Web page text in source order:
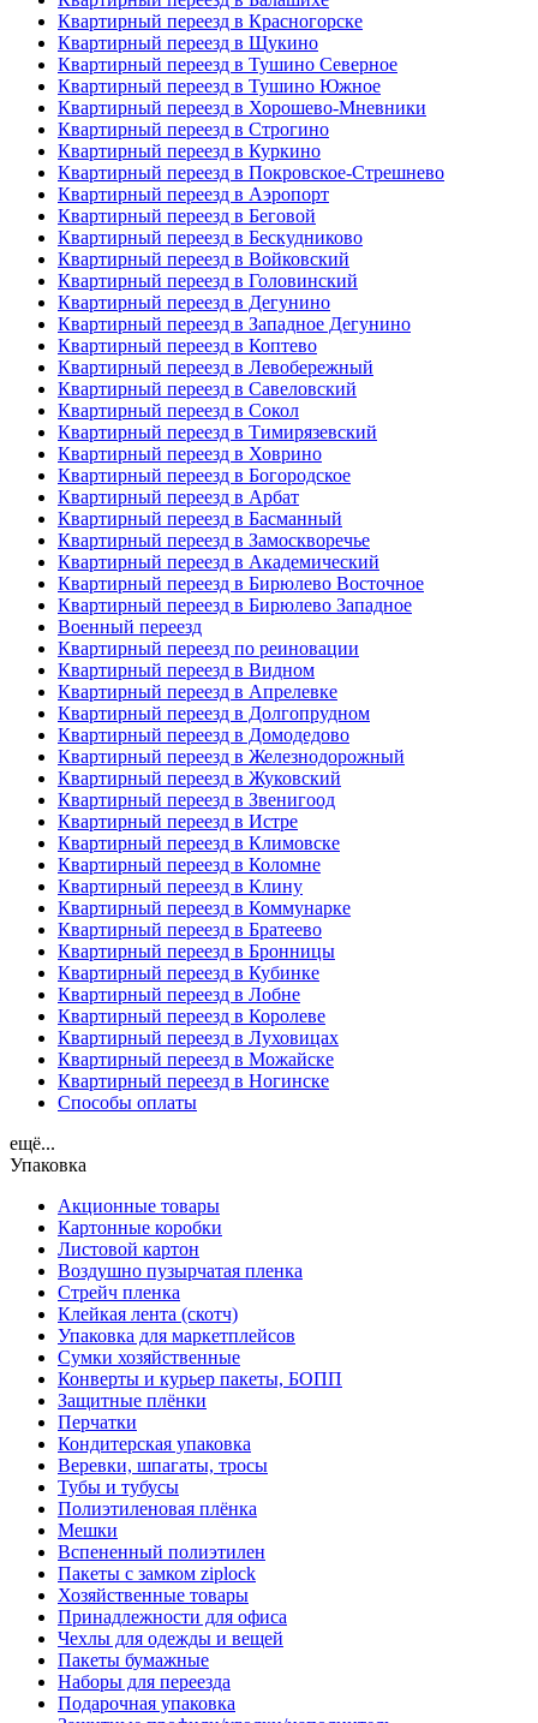
Квартирный переезд в Красногорске
Квартирный переезд в Щукино
Квартирный переезд в Тушино Северное
Квартирный переезд в Тушино Южное
Квартирный переезд в Хорошево-Мневники
Квартирный переезд в Строгино
Квартирный переезд в Куркино
Квартирный переезд в Покровское-Стрешнево
Квартирный переезд в Аэропорт
Квартирный переезд в Беговой
Квартирный переезд в Бескудниково
Квартирный переезд в Войковский
Квартирный переезд в Головинский
Квартирный переезд в Дегунино
Квартирный переезд в Западное Дегунино
Квартирный переезд в Коптево
Квартирный переезд в Левобережный
Квартирный переезд в Савеловский
Квартирный переезд в Сокол
Квартирный переезд в Тимирязевский
Квартирный переезд в Ховрино
Квартирный переезд в Богородское
Квартирный переезд в Арбат
Квартирный переезд в Басманный
Квартирный переезд в Замоскворечье
Квартирный переезд в Академический
Квартирный переезд в Бирюлево Восточное
Квартирный переезд в Бирюлево Западное
Военный переезд
Квартирный переезд по реиновации
Квартирный переезд в Видном
Квартирный переезд в Апрелевке
Квартирный переезд в Долгопрудном
Квартирный переезд в Домодедово
Квартирный переезд в Железнодорожный
Квартирный переезд в Жуковский
Квартирный переезд в Звенигоод
Квартирный переезд в Истре
Квартирный переезд в Климовске
Квартирный переезд в Коломне
Квартирный переезд в Клину
Квартирный переезд в Коммунарке
Квартирный переезд в Братеево
Квартирный переезд в Бронницы
Квартирный переезд в Кубинке
Квартирный переезд в Лобне
Квартирный переезд в Королеве
Квартирный переезд в Луховицах
Квартирный переезд в Можайске
Квартирный переезд в Ногинске
Способы оплаты
ещё...
Упаковка
Акционные товары
Картонные коробки
Листовой картон
Воздушно пузырчатая пленка
Стрейч пленка
Клейкая лента (скотч)
Упаковка для маркетплейсов
Сумки хозяйственные
Конверты и курьер пакеты, БОПП
Защитные плёнки
Перчатки
Кондитерская упаковка
Веревки, шпагаты, тросы
Тубы и тубусы
Полиэтиленовая плёнка
Мешки
Вспененный полиэтилен
Пакеты с замком ziplock
Хозяйственные товары
Принадлежности для офиса
Чехлы для одежды и вещей
Пакеты бумажные
Наборы для переезда
Подарочная упаковка